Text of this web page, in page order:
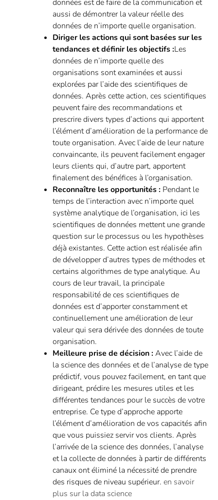
données est de faire de la communication et
aussi de démontrer la valeur réelle des
données de n’importe quelle organisation.
Diriger les actions qui sont basées sur les
tendances et définir les objectifs :Les
données de n’importe quelle des
organisations sont examinées et aussi
explorées par l’aide des scientifiques de
données. Après cette action, ces scientifiques
peuvent faire des recommandations et
prescrire divers types d’actions qui apportent
l’élément d’amélioration de la performance de
toute organisation. Avec l’aide de leur nature
convaincante, ils peuvent facilement engager
leurs clients qui, d’autre part, apportent
finalement des bénéfices à l’organisation.
Reconnaître les opportunités : Pendant le
temps de l’interaction avec n’importe quel
système analytique de l’organisation, ici les
scientifiques de données mettent une grande
question sur le processus ou les hypothèses
déjà existantes. Cette action est réalisée afin
de développer d’autres types de méthodes et
certains algorithmes de type analytique. Au
cours de leur travail, la principale
responsabilité de ces scientifiques de
données est d’apporter constamment et
continuellement une amélioration de leur
valeur qui sera dérivée des données de toute
organisation.
Meilleure prise de décision :Avec l’aide de
la science des données et de l’analyse de type
prédictif, vous pouvez facilement, en tant que
dirigeant, prédire les mesures utiles et les
différentes tendances pour le succès de votre
entreprise. Ce type d’approche apporte
l’élément d’amélioration de vos capacités afin
que vous puissiez servir vos clients. Après
l’arrivée de la science des données, l’analyse
et la collecte de données à partir de différents
canaux ont éliminé la nécessité de prendre
des risques de niveau supérieur. en savoir
plus sur la data science